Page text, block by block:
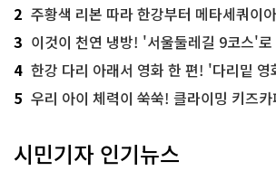
2 주황색 리본 따라 한강부터 메타세쿼이아 숲길까
3 이것이 천연 냉방! '서울둘레길 9코스'
4 한강 다리 아래서 영화 한 편! '다리밑 영
5 우리 아이 체력이 쑥쑥! 클라이밍 키즈카
시민기자 인기뉴스